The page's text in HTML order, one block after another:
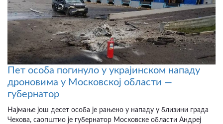
Пет особа погинуло у украјинском нападу
дроновима у Московској области —
губернатор
Најмање још десет особа је рањено у нападу у близини града
Чехова, саопштио је губернатор Московске области Андреј